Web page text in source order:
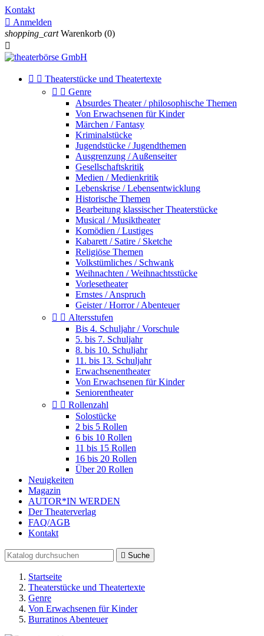
Kontakt
 Anmelden
shopping_cart Warenkorb (0)

  Theaterstücke und Theatertexte
  Genre
Absurdes Theater / philosophische Themen
Von Erwachsenen für Kinder
Märchen / Fantasy
Kriminalstücke
Jugendstücke / Jugendthemen
Ausgrenzung / Außenseiter
Gesellschaftskritik
Medien / Medienkritik
Lebenskrise / Lebensentwicklung
Historische Themen
Bearbeitung klassischer Theaterstücke
Musical / Musiktheater
Komödien / Lustiges
Kabarett / Satire / Sketche
Religiöse Themen
Volkstümliches / Schwank
Weihnachten / Weihnachtsstücke
Vorlesetheater
Ernstes / Anspruch
Geister / Horror / Abenteuer
  Altersstufen
Bis 4. Schuljahr / Vorschule
5. bis 7. Schuljahr
8. bis 10. Schuljahr
11. bis 13. Schuljahr
Erwachsenentheater
Von Erwachsenen für Kinder
Seniorentheater
  Rollenzahl
Solostücke
2 bis 5 Rollen
6 bis 10 Rollen
11 bis 15 Rollen
16 bis 20 Rollen
Über 20 Rollen
Neuigkeiten
Magazin
AUTOR*IN WERDEN
Der Theaterverlag
FAQ/AGB
Kontakt
 Suche
Startseite
Theaterstücke und Theatertexte
Genre
Von Erwachsenen für Kinder
Burratinos Abenteuer